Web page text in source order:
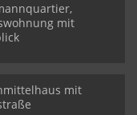
mit
mit